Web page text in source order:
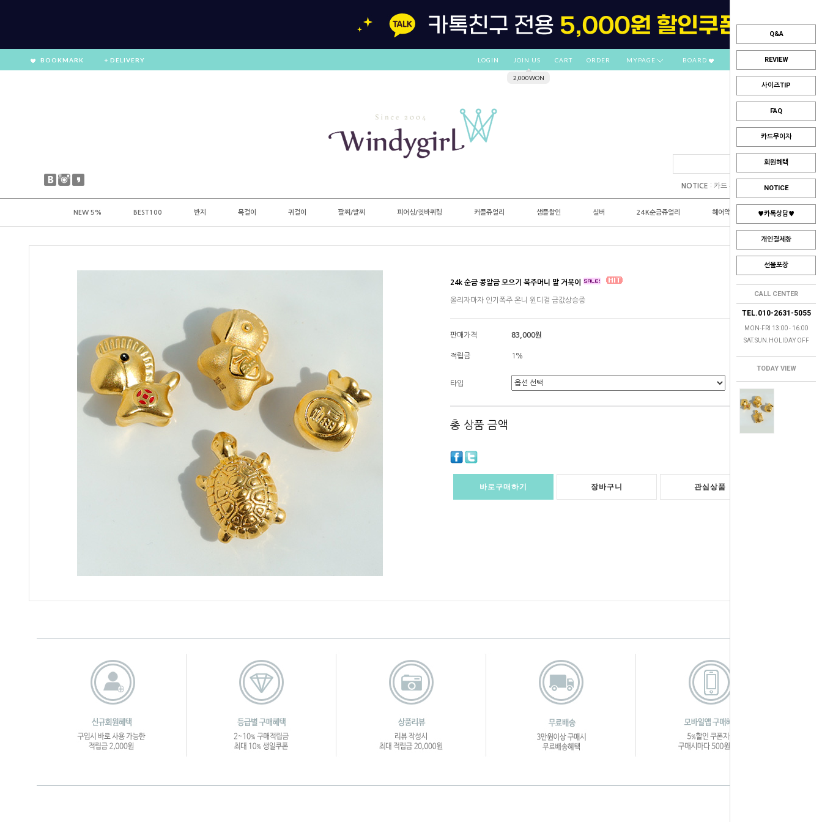
Q&A
REVIEW
사이즈TIP
FAQ
카드무이자
회원혜택
NOTICE
♥카톡상담♥
개인결제창
선물포장
CALL CENTER
TEL.010-2631-5055
MON-FRI 13:00 - 16:00
SAT.SUN.HOLIDAY OFF
TODAY VIEW
BOOKMARK + DELIVERY LOGIN JOIN US
2,000WON
CART ORDER MYPAGE BOARD
NOTICE : 카드 부분무이자 안내
NEW 5% BEST100 반지 목걸이 귀걸이 팔찌/발찌 피어싱/귓바퀴링 커플쥬얼리 샘플할인 실버 24K순금쥬얼리 헤어악세사리
24k 순금 콩알금 모으기 복주머니 말 거북이
올리자마자 인기폭주 온니 윈디걸 금값상승중
판매가격 83,000원
적립금 1%
타입
총 상품 금액 원
바로구매하기 장바구니 관심상품